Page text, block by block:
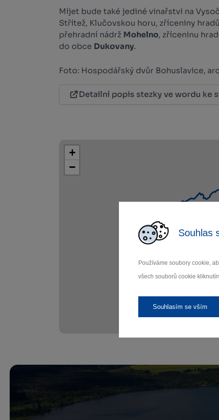
Souhlas
Používáme soubory cookie,
všech souborů cookie
Souhlasím se vším
Míjet bude také jediné vinařství na
Střítež, Klučovskou horu, zříceniny
přehradní nádrž Mohelno, zříceninu
do obce Dukovany.
Foto: Hospodářský dvůr Bohuslavice,
Detailní popis stezky ve wordu ke
+
−